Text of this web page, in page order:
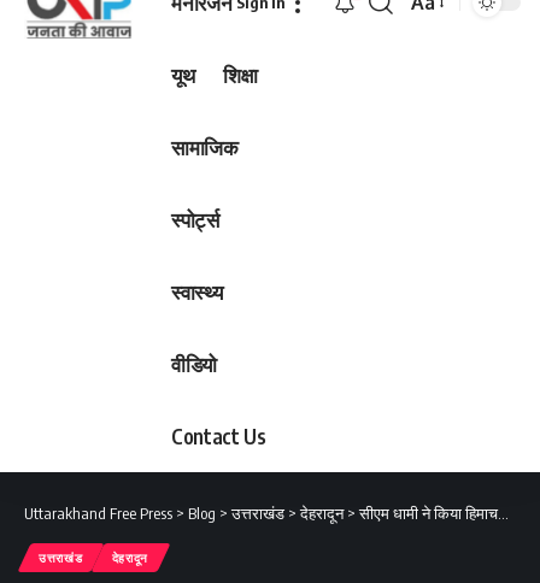
यूथ शिक्षा
सामाजिक
स्पोर्ट्स
स्वास्थ्य
वीडियो
Contact Us
Font
Uttarakhand Free Press > Blog >उत्तराखंड >देहरादून>सीएम धामी ने किया हिमाचल के सीएम को फोन
उत्तराखंड देहरादून